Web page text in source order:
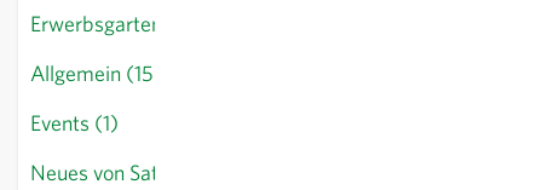
Erwerbsgarten (12)
Allgemein (15)
Events (1)
Neues von Sativa (9)